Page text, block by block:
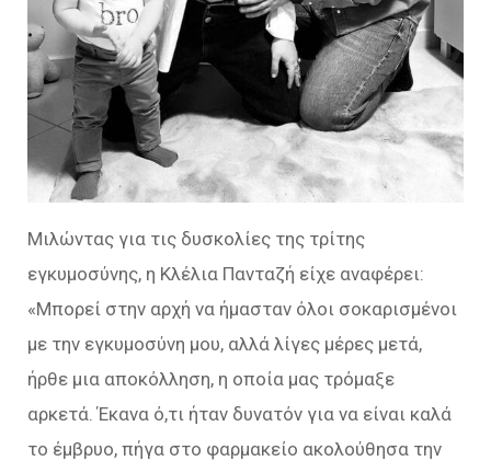
Μιλώντας για τις δυσκολίες της τρίτης
εγκυμοσύνης, η Κλέλια Πανταζή είχε αναφέρει:
«Μπορεί στην αρχή να ήμασταν όλοι σοκαρισμένοι
με την εγκυμοσύνη μου, αλλά λίγες μέρες μετά,
ήρθε μια αποκόλληση, η οποία μας τρόμαξε
αρκετά. Έκανα ό,τι ήταν δυνατόν για να είναι καλά
το έμβρυο, πήγα στο φαρμακείο ακολούθησα την